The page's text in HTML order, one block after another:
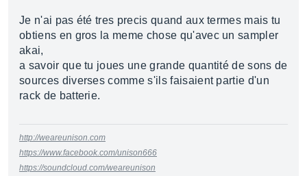
Je n'ai pas été tres precis quand aux termes mais tu
obtiens en gros la meme chose qu'avec un sampler
akai,
a savoir que tu joues une grande quantité de sons de
sources diverses comme s'ils faisaient partie d'un
rack de batterie.
http://weareunison.com
https://www.facebook.com/unison666
https://soundcloud.com/weareunison